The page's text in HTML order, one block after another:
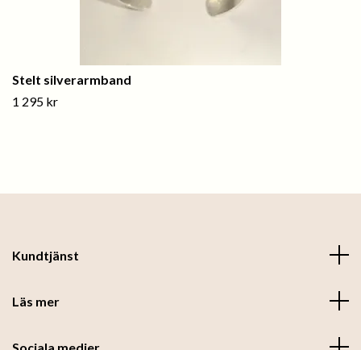
Stelt silverarmband
1 295 kr
Kundtjänst
Läs mer
Sociala medier